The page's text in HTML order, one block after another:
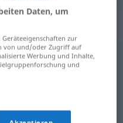
Daten, um
zur
von und/oder Zugriff auf
Werbung und Inhalte,
und